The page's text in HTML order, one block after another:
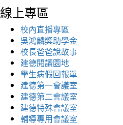
線上專區
校內直播專區
吳鴻麟獎助學金
校長爸爸說故事
建德閱讀園地
學生病假回報單
建德第一會議室
建德第二會議室
建德特殊會議室
輔導專用會議室